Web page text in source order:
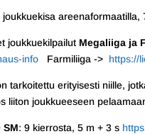
joukkuekilpailut Megaliiga ja
info Farmiliiga -> https://
tarkoitettu erityisesti niille,
liiton joukkueeseen
SM: 9 kierrosta, 5 m + 3 s